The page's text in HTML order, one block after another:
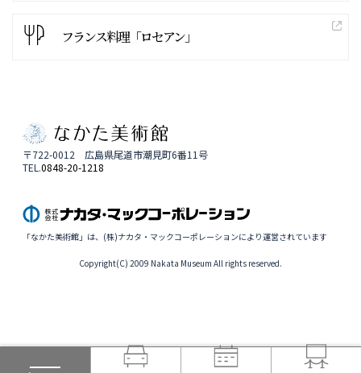
フランス料理「ロセアン」
〒722-0012 広島県尾道市潮見町6番11号
TEL.0848-20-1218
「なかた美術館」は、(株)ナカタ・マックコーポレーションにより運営されています
Copyright(C) 2009 Nakata Museum All rights reserved.